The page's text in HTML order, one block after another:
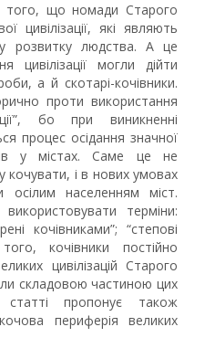
того, що номади Старого
цивілізації, які являють
розвитку людства. А це
могли дійти
а й скотарі-кочівники.
проти використання
бо при виникненні
процес осідання значної
у містах. Саме це не
і в нових умовах
осілим населенням міст.
терміни:
кочівниками”; “степові
кочівники постійно
цивілізацій Старого
складовою частиною цих
статті пропонує також
периферія великих